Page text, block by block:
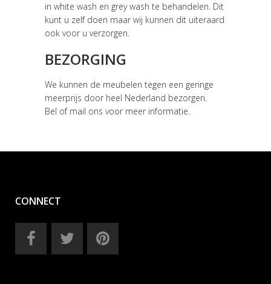
in white wash en grey wash te behandelen. Dit
kunt u zelf doen maar wij kunnen dit uiteraard
ook voor u verzorgen.
BEZORGING
We kunnen de meubelen tegen een geringe
meerprijs door heel Nederland bezorgen.
Bel of mail ons voor meer informatie.
CONNECT